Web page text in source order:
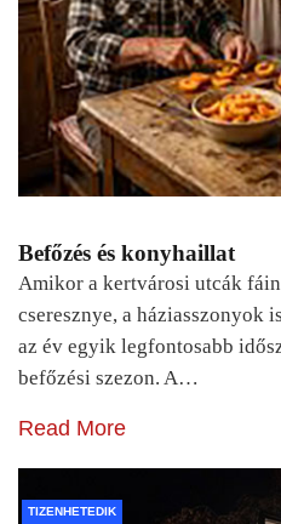
Befőzés és konyhaillat
Amikor a kertvárosi utcák
cseresznye, a háziasszonyok
az év egyik legfontosabb
befőzési szezon. A…
Read More
TIZENHETEDIK